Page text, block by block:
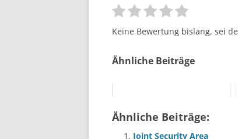
Keine Bewertung bislang, sei
Ähnliche Beiträge
Ähnliche Beiträge:
Joint Security Area